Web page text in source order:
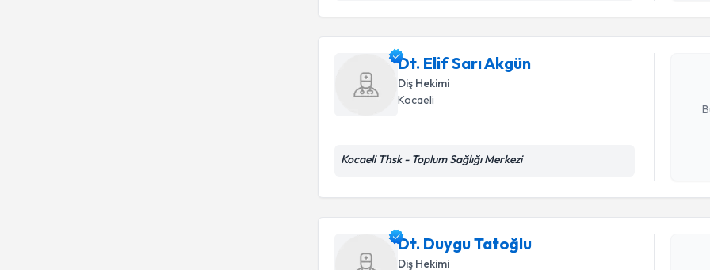
Dt. Elif Sarı Akgün
Diş Hekimi
Kocaeli
Kocaeli Thsk - Toplum Sağlığı Merkezi
bu
posta ile
Dt. Duygu Tatoğlu
Diş Hekimi
Dt.
uzmandan